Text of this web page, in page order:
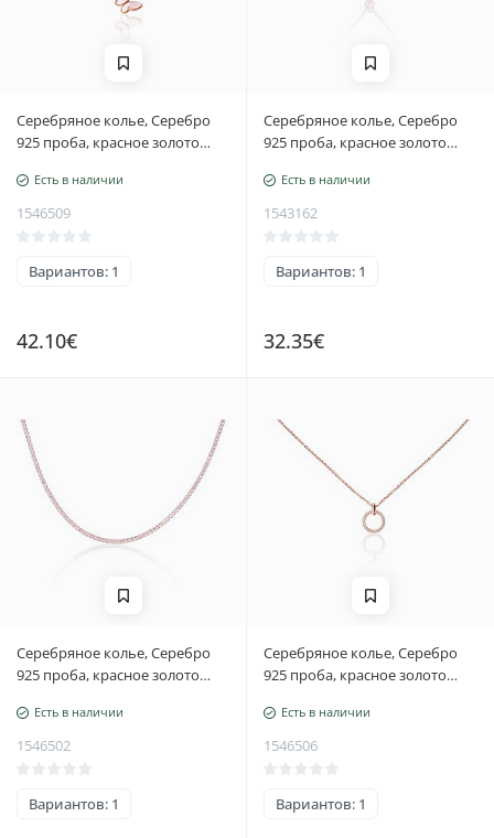
Серебряное колье, Серебро
925 проба, красное золото
Перламутр, Регулируемая
длина
Есть в наличии
1546509
Вариантов: 1
42.10€
Серебряное колье, Серебро
925 проба, красное золото
Регулируемая длина
Есть в наличии
1543162
Вариантов: 1
32.35€
Серебряное колье, Серебро
925 проба, красное золото
Регулируемая длина
Есть в наличии
1546502
Вариантов: 1
Серебряное колье, Серебро
925 проба, красное золото
Регулируемая длина
Есть в наличии
1546506
Вариантов: 1